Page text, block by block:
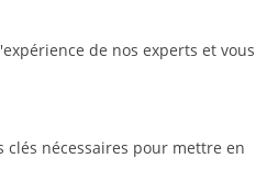
de nos experts et vous
nécessaires pour mettre en